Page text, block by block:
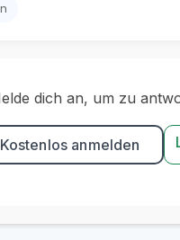
dich an, um zu
Kostenlos anmelden